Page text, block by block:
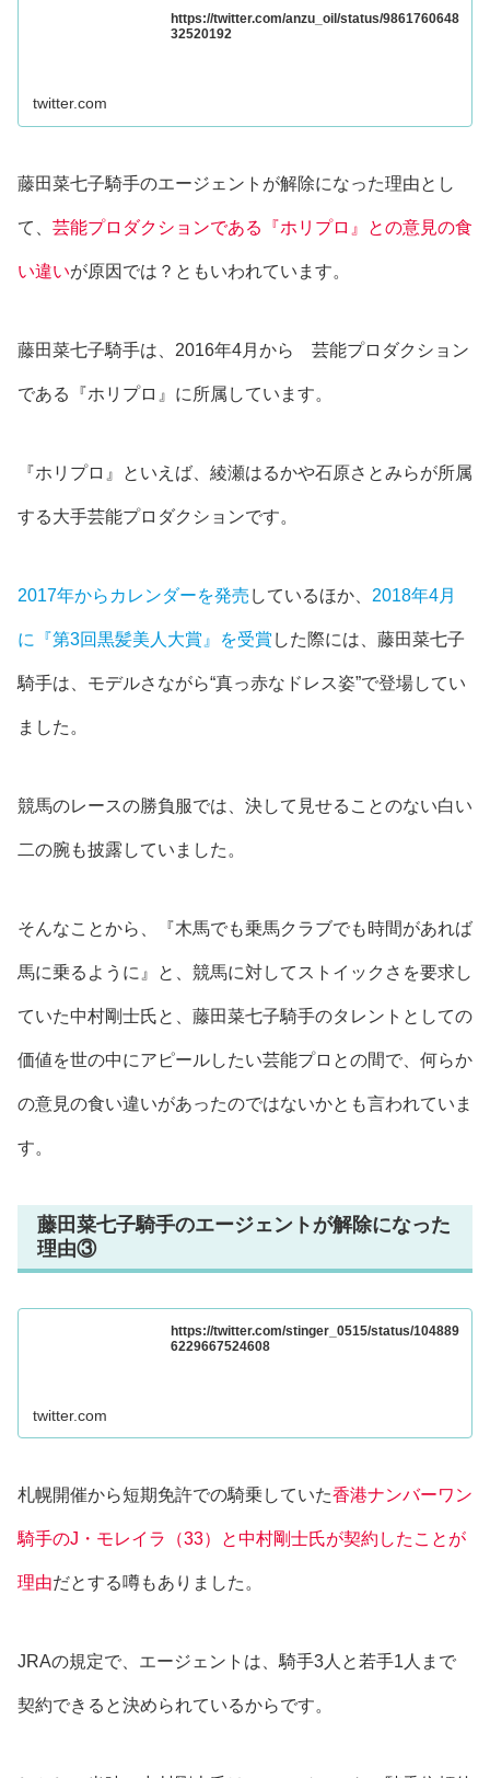
https://twitter.com/anzu_oil/status/9861760648
32520192
twitter.com
藤田菜七子騎手のエージェントが解除になった理由とし
て、 芸能プロダクションである『ホリプロ』との意見の食
い違いが原因では？ともいわれています。
藤田菜七子騎手は、2016年4月から 芸能プロダクション
である『ホリプロ』に所属 しています。
『ホリプロ』といえば、綾瀬はるかや石原さとみらが所属
する大手芸能プロダクションです。
2017年からカレンダーを発売 しているほか、 2018年4月
に『第3回黒髪美人大賞』を受賞 した際には、藤田菜七子
騎手は、 モデルさながら“真っ赤なドレス姿”で登場してい
ました。
競馬のレースの勝負服では、決して見せることのない白い
二の腕も披露 していました。
そんなことから、 『木馬でも乗馬クラブでも時間があれば
馬に乗るように』と、競馬に対してストイックさを要求し
ていた中村剛士氏と、藤田菜七子騎手のタレントとしての
価値を世の中にアピールしたい芸能プロ との間で、何らか
の意見の食い違いがあったのではないかとも言われていま
す。
藤田菜七子騎手のエージェントが解除になった
理由③
https://twitter.com/stinger_0515/status/104889
6229667524608
twitter.com
札幌開催から短期免許での騎乗していた香港ナンバーワン
騎手のJ・モレイラ（33）と中村剛士氏が契約したことが
理由だとする噂もありました。
JRAの規定で、エージェントは、騎手3人と若手1人まで
契約できると決められているからです。